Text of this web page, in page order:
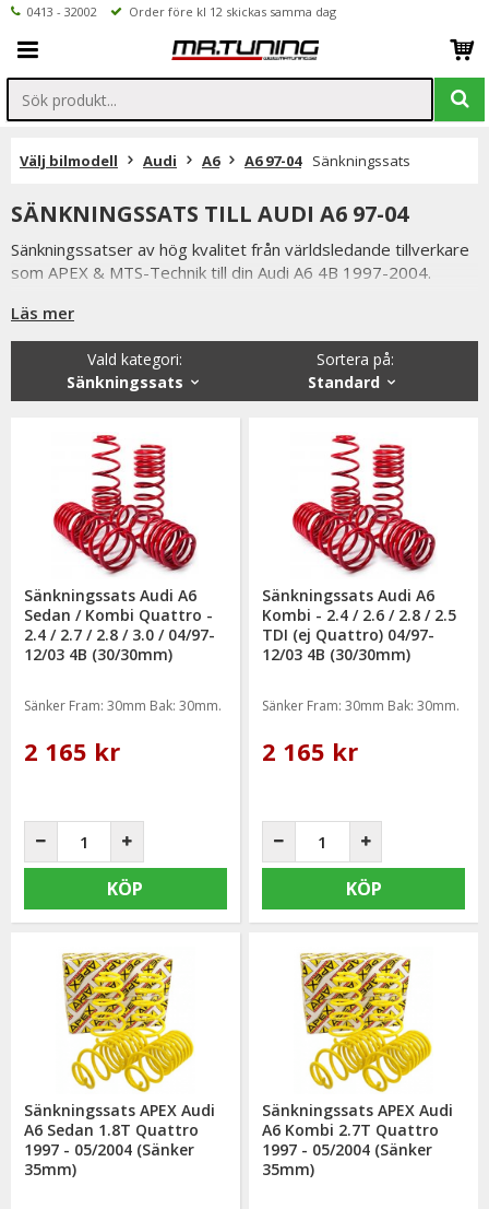
0413 - 32002 Order före kl 12 skickas samma dag
Välj bilmodell Audi A6 A6 97-04 Sänkningssats
SÄNKNINGSSATS TILL AUDI A6 97-04
Sänkningssatser av hög kvalitet från världsledande tillverkare
som APEX & MTS-Technik till din Audi A6 4B 1997-2004.
Våra sänkningssatser är tillverkade för att ge din A6 bättre
personligare & sportigare utseende.
Vi har även ett brett utbud av coilovers till Audi A6.
kvaliteten hos på produkterna & vi strävar alltid efter att
erbjuda en så god service som möjligt samt snabba
leveranser. Ordrar lagda före kl 12.00 skickas samma dag.
Läs mer
Sortera på:
Standard
Vald kategori:
Sänkningssats
Sänkningssats Audi A6
Sedan / Kombi Quattro -
2.4 / 2.7 / 2.8 / 3.0 / 04/97-
12/03 4B (30/30mm)
Sänker Fram: 30mm Bak: 30mm.
2 165 kr
KÖP
Sänkningssats Audi A6
Kombi - 2.4 / 2.6 / 2.8 / 2.5
TDI (ej Quattro) 04/97-
12/03 4B (30/30mm)
Sänker Fram: 30mm Bak: 30mm.
2 165 kr
KÖP
Sänkningssats APEX Audi
A6 Sedan 1.8T Quattro
1997 - 05/2004 (Sänker
35mm)
Sänkningssats APEX Audi
A6 Kombi 2.7T Quattro
1997 - 05/2004 (Sänker
35mm)